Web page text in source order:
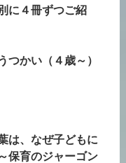
に４冊ずつご紹
つかい（４歳～）
は、なぜ子どもに
保育のジャーゴン